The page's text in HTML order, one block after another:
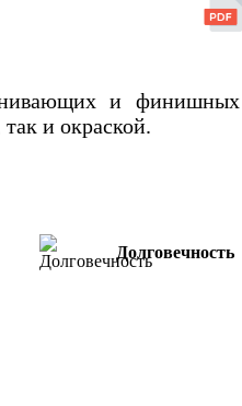
и
и окраской.
Долговечность